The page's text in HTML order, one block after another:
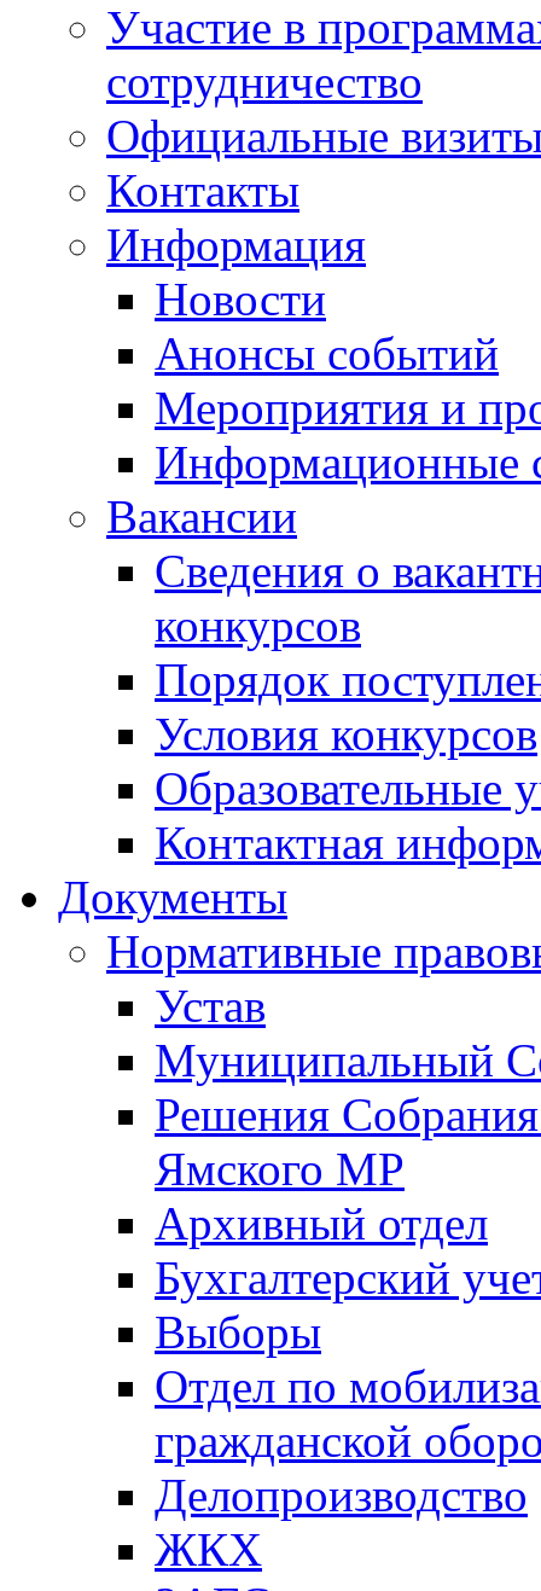
Участие в
сотрудничество
Официальные
Контакты
Информация
Новости
Анонсы событий
Мероприятия и
Информационные
Вакансии
Сведения о
конкурсов
Порядок
Условия конкурсов
Образовательные
Контактная
Документы
Нормативные
Устав
Муниципальный
Решения
Ямского МР
Архивный отдел
Бухгалтерский
Выборы
Отдел по
гражданской
Делопроизводство
ЖКХ